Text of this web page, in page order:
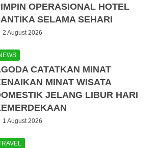
OPERASIONAL HOTEL
SELAMA SEHARI
2 August 2026
CATATKAN MINAT
MINAT WISATA
JELANG LIBUR HARI
1 August 2026